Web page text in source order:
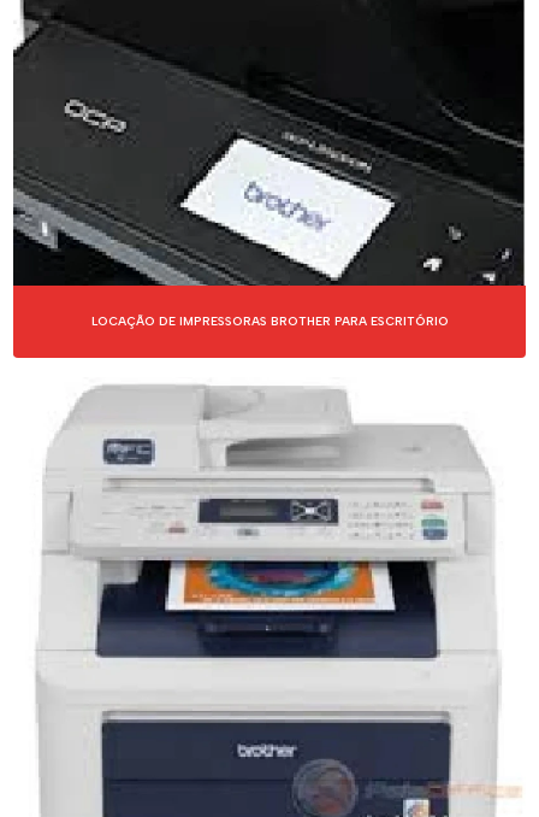
LOCAÇÃO DE IMPRESSORAS BROTHER PARA ESCRITÓRIO